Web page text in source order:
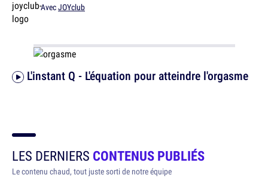
L'instant Q - L'équation pour atteindre l'orgasme
AvecJOYclub
LES DERNIERS CONTENUS PUBLIÉS
Le contenu chaud, tout juste sorti de notre équipe